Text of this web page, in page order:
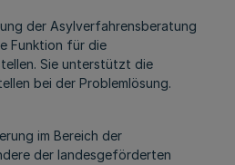
der Asylverfahrensberatung
Funktion für die
Sie unterstützt die
bei der Problemlösung.
im Bereich der
der landesgeförderten